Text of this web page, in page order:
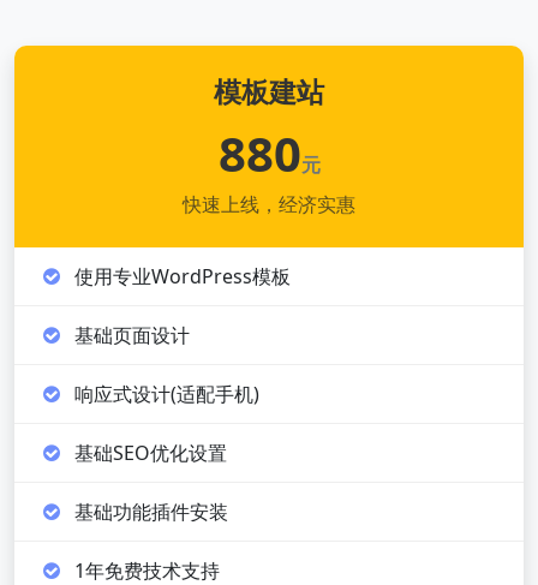
模板建站
880元
快速上线，经济实惠
使用专业WordPress模板
基础页面设计
响应式设计(适配手机)
基础SEO优化设置
基础功能插件安装
1年免费技术支持